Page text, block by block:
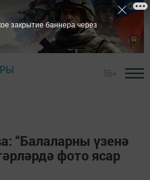
“Балаларны үзенә
фото ясар
закрытие баннера через